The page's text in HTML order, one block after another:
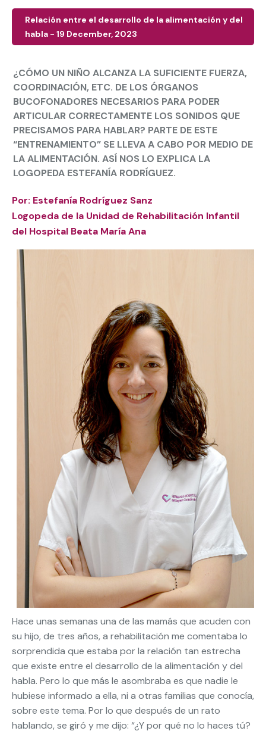
Relación entre el desarrollo de la alimentación y del
habla - 19 December, 2023
¿CÓMO UN NIÑO ALCANZA LA SUFICIENTE FUERZA,
COORDINACIÓN, ETC. DE LOS ÓRGANOS
BUCOFONADORES NECESARIOS PARA PODER
ARTICULAR CORRECTAMENTE LOS SONIDOS QUE
PRECISAMOS PARA HABLAR? PARTE DE ESTE
“ENTRENAMIENTO” SE LLEVA A CABO POR MEDIO DE
LA ALIMENTACIÓN. ASÍ NOS LO EXPLICA LA
LOGOPEDA ESTEFANÍA RODRÍGUEZ.
Por: Estefanía Rodríguez Sanz
Logopeda de la Unidad de Rehabilitación Infantil
del Hospital Beata María Ana
Hace unas semanas una de las mamás que acuden con
su hijo, de tres años, a rehabilitación me comentaba lo
sorprendida que estaba por la relación tan estrecha
que existe entre el desarrollo de la alimentación y del
habla. Pero lo que más le asombraba es que nadie le
hubiese informado a ella, ni a otras familias que conocía,
sobre este tema. Por lo que después de un rato
hablando, se giró y me dijo: “¿Y por qué no lo haces tú?